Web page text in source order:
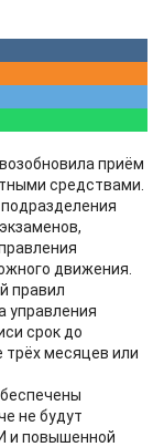
приём
средствами.
движения.
правил
управления
срок до
месяцев или
не будут
и повышенной